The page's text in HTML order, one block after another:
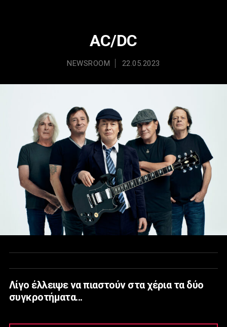
AC/DC
NEWSROOM 22.05.2023
Λίγο έλλειψε να πιαστούν στα χέρια τα δύο
συγκροτήματα...